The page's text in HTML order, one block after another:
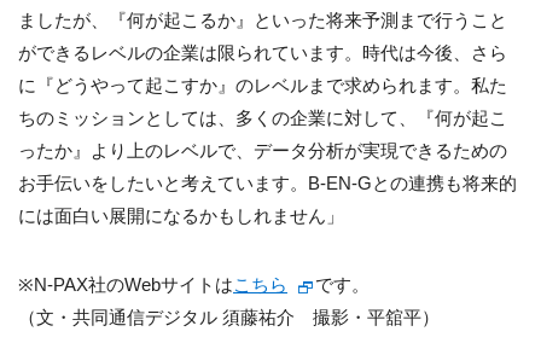
ましたが、『何が起こるか』といった将来予測まで行うこと
ができるレベルの企業は限られています。時代は今後、さら
に『どうやって起こすか』のレベルまで求められます。私た
ちのミッションとしては、多くの企業に対して、『何が起こ
ったか』より上のレベルで、データ分析が実現できるための
お手伝いをしたいと考えています。B-EN-Gとの連携も将来的
には面白い展開になるかもしれません」
※N-PAX社のWebサイトはこちら
です。
（文・共同通信デジタル 須藤祐介 撮影・平舘平）